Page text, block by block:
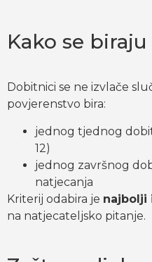
Kako se
Dobitnici se ne izvlače
povjerenstvo bira:
jednog tjednog
12)
jednog završnog
natjecanja
Kriterij odabira je najbolji
na natjecateljsko pitanje.